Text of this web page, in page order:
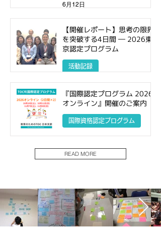
6月12日
【開催レポート】思考の限界
を突破する4日間 ― 2026東
京認定プログラム
活動記録
『国際認定プログラム 2026
オンライン』開催のご案内
国際資格認定プログラム
READ MORE